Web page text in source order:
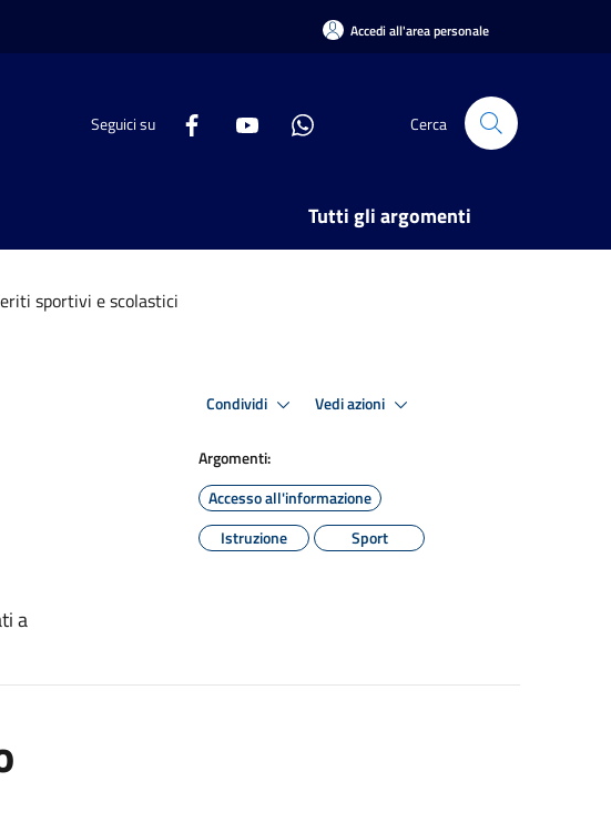
Accedi all'area personale
Seguici su Cerca
Tutti gli argomenti
sportivi e scolastici
a
Condividi Vedi azioni
Argomenti:
Accesso all'informazione
Istruzione
Sport